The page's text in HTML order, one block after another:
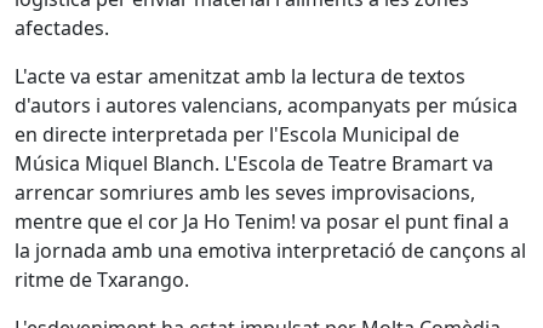
afectades.
L'acte va estar amenitzat amb la lectura de textos
d'autors i autores valencians, acompanyats per música
en directe interpretada per l'Escola Municipal de
Música Miquel Blanch. L'Escola de Teatre Bramart va
arrencar somriures amb les seves improvisacions,
mentre que el cor Ja Ho Tenim! va posar el punt final a
la jornada amb una emotiva interpretació de cançons al
ritme de Txarango.